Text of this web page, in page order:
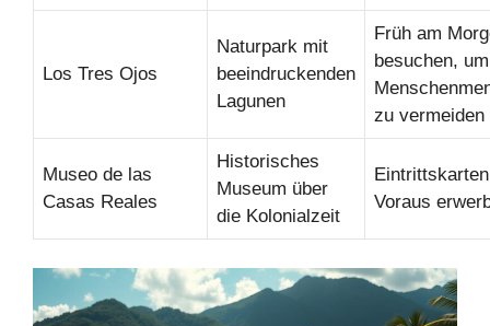
Los Tres Ojos
Naturpark mit
beeindruckenden
Lagunen
Früh am
besuchen, um
zu vermeiden
Museo de las
Casas Reales
Historisches
Museum über
die Kolonialzeit
Voraus